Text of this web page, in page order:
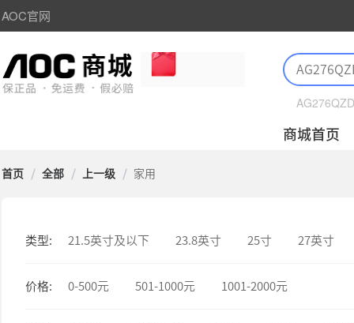
AOC官网
AG276QZD
商城首页
首页 / 全部 / 上一级 / 家用
类型: 21.5英寸及以下 23.8英寸 25寸 27英寸
价格: 0-500元 501-1000元 1001-2000元